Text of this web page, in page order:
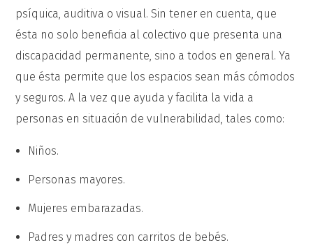
psíquica, auditiva o visual. Sin tener en cuenta, que
ésta no solo beneficia al colectivo que presenta una
discapacidad permanente, sino a todos en general. Ya
que ésta permite que los espacios sean más cómodos
y seguros. A la vez que ayuda y facilita la vida a
personas en situación de vulnerabilidad, tales como:
Niños.
Personas mayores.
Mujeres embarazadas.
Padres y madres con carritos de bebés.